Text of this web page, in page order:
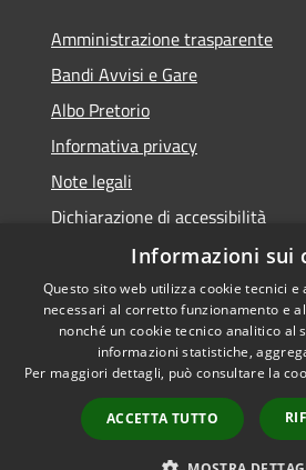
Amministrazione trasparente
Bandi Avvisi e Gare
Albo Pretorio
Informativa privacy
Note legali
Dichiarazione di accessibilità
Accessibilità
Privacy
Mappa del sito
Piano di miglioramento
Informazioni sui
Questo sito web utilizza cookie tecnici
necessari al corretto funzionamento e
nonché un cookie tecnico analitico al
informazioni statistiche,
Per maggiori dettagli, può consultare la
ACCETTA TUTTO